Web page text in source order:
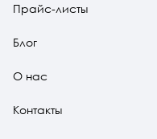
Прайс-листы
Блог
О нас
Контакты